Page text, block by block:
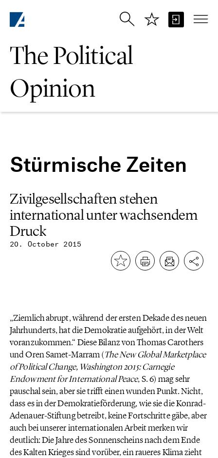
The Political
Opinion
Stürmische Zeiten
20. October 2015
Zivilgesellschaften stehen
international unter wachsendem
Druck
„Ziemlich abrupt, während der ersten Dekade des neuen
Jahrhunderts, hat die Demokratie aufgehört, in der Welt
voranzukommen.“ Diese Bilanz von Thomas Carothers
und Oren Samet-Marram (The New Global Marketplace
of Political Change, Washington 2015: Carnegie
Endowment for International Peace, S. 6) mag sehr
pauschal sein, aber sie trifft einen wunden Punkt. Nicht,
dass es in der Demokratieförderung, wie sie die Konrad-
Adenauer-Stiftung betreibt, keine Fortschritte gäbe, aber
auch bei unserer internationalen Arbeit merken wir
deutlich: Die Jahre des Sonnenscheins nach dem Ende
des Kalten Krieges sind vorüber, ein raueres Klima zieht